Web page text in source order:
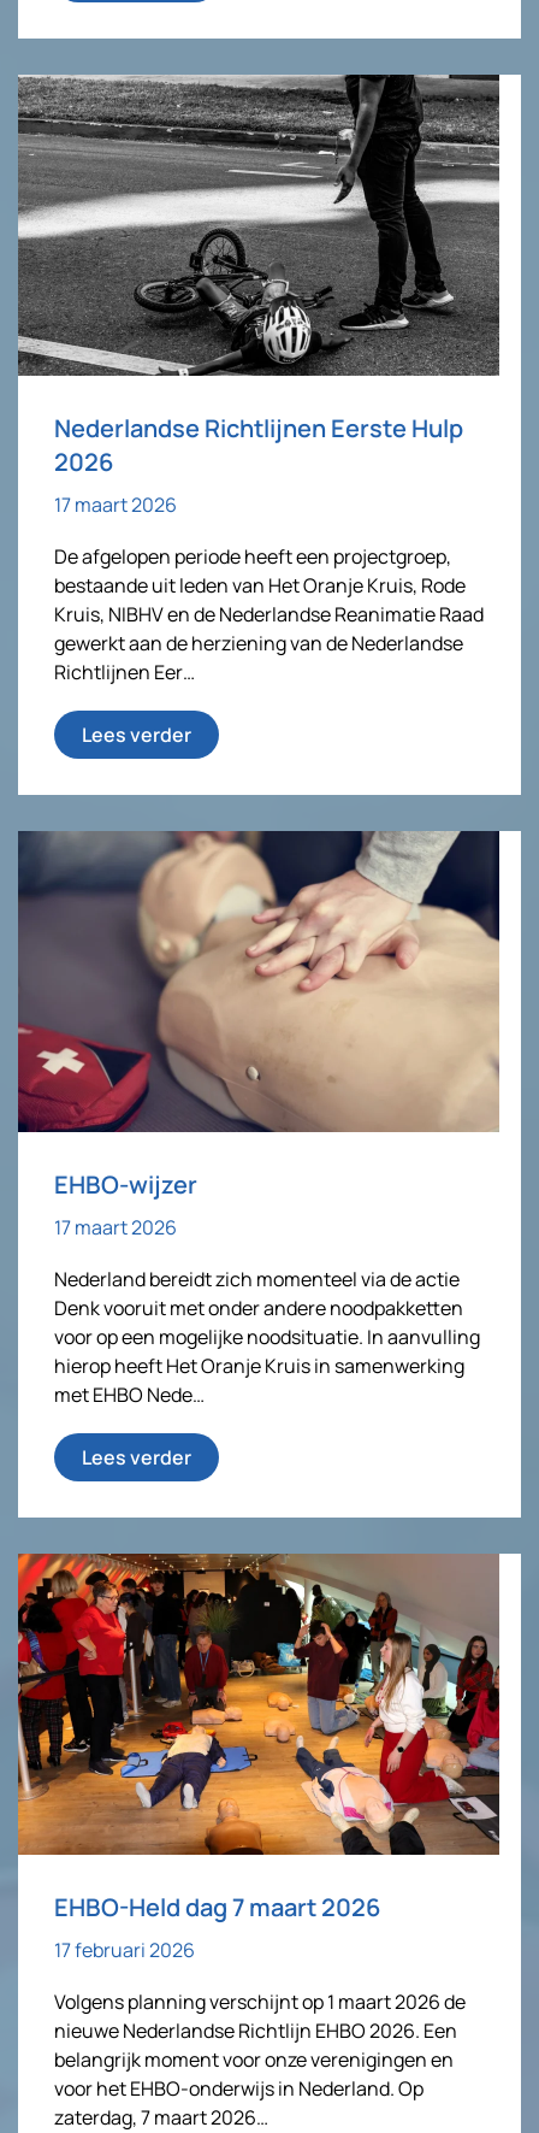
Nederlandse Richtlijnen Eerste Hulp
2026
17 maart 2026
De afgelopen periode heeft een projectgroep,
bestaande uit leden van Het Oranje Kruis, Rode
Kruis, NIBHV en de Nederlandse Reanimatie Raad
gewerkt aan de herziening van de Nederlandse
Richtlijnen Eer…
Lees verder
EHBO-wijzer
17 maart 2026
Nederland bereidt zich momenteel via de actie
Denk vooruit met onder andere noodpakketten
voor op een mogelijke noodsituatie. In aanvulling
hierop heeft Het Oranje Kruis in samenwerking
met EHBO Nede…
Lees verder
EHBO-Held dag 7 maart 2026
17 februari 2026
Volgens planning verschijnt op 1 maart 2026 de
nieuwe Nederlandse Richtlijn EHBO 2026. Een
belangrijk moment voor onze verenigingen en
voor het EHBO-onderwijs in Nederland. Op
zaterdag, 7 maart 2026…